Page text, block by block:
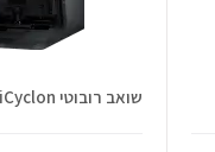
שואב רובוטי DEEBOT X11 OmniCyclon